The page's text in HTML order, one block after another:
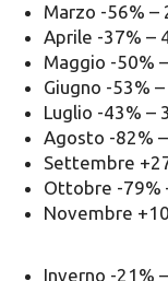
Marzo -56% –
Aprile -37% –
Maggio -50%
Giugno -53%
Luglio -43% –
Agosto -82%
Settembre
Ottobre -79%
Novembre
Inverno -21%